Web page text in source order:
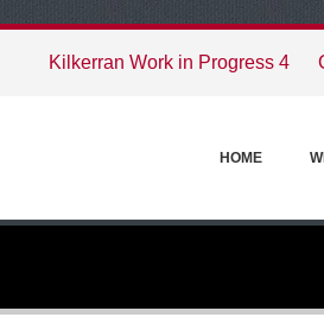
Kilkerran Work in Progress 4
HOME